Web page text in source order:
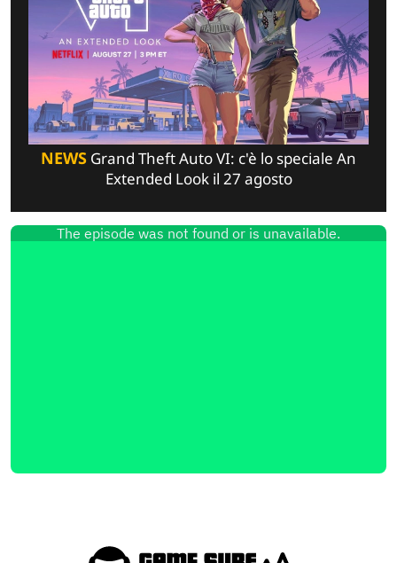
NEWS Grand Theft Auto VI: c'è lo speciale An
Extended Look il 27 agosto